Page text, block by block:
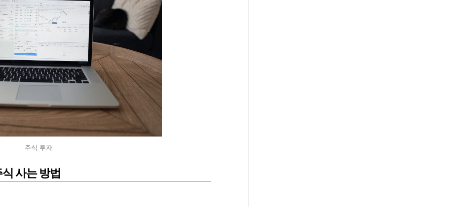
주식 투자
사는 방법